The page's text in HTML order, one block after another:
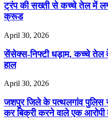
ट्रंप की सख्ती से कच्चे तेल में
क्रूड
April 30, 2026
सेंसेक्स-निफ्टी धड़ाम, कच्चे तेल के
हाल
April 30, 2026
जशपुर जिले के पत्थलगांव पुलिस
कर बिक्री करने वाले एक आरोपी